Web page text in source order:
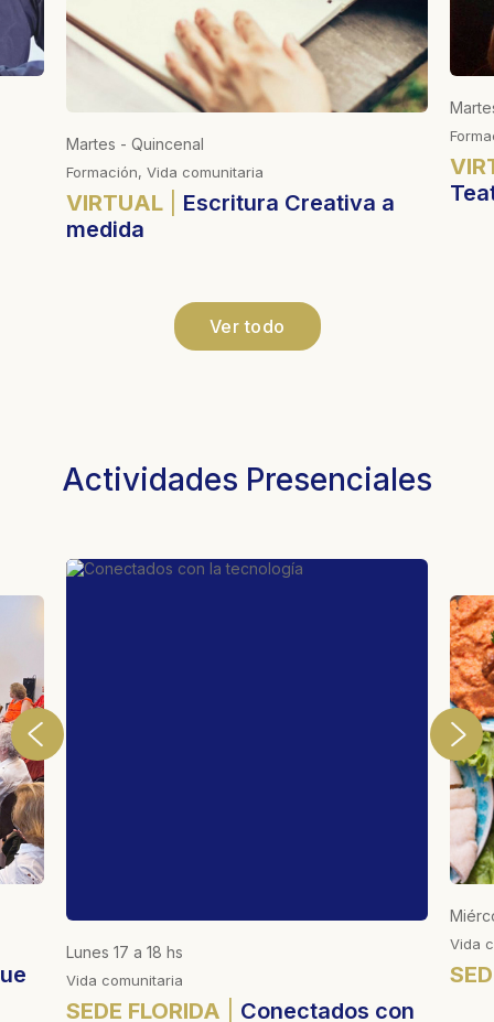
Martes - Quincenal
Formación, Vida comunitaria
VIRTUAL
Escritura Creativa a
medida
Ver todo
Actividades Presenciales
Lunes 17 a 18 hs
Vida comunitaria
SEDE FLORIDA
Conectados con
Vida